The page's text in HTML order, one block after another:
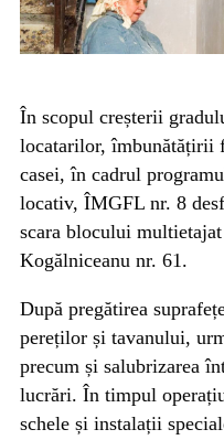
În scopul creșterii
locatarilor,
casei, în cadrul
locativ, ÎMGFL nr. 8
scara blocului
Kogălniceanu nr. 61.
După pregătirea
pereților și tavanului,
precum și salubrizarea
lucrări. În timpul
schele și instalații